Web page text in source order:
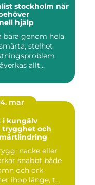
stockholm när
hjälp
bära genom hela
stelhet
allt...
mar
i kungälv
trygghet och
nacke eller
snabbt både
och ork.
ihop länge, t...